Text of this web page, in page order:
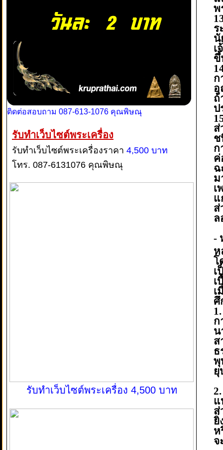
ติดต่อสอบถาม 087-613-1076 คุณพิษณุ
รับทำเว็บไซต์พระเครื่อง
รับทำเว็บไซต์พระเครื่องราคา 4,500 บาท
โทร. 087-6131076 คุณพิษณุ
รับทำเว็บไซต์พระเครื่อง 4,500 บาท
พ
ร
นั
เ
ขึ้
ก
อุ
ถ้
ป
ส่
ช
ก
ค่
ฉ
ม
เ
แ
ส่
ล
-
ห
โ
เ
เ
เ
ศึ
ก
น
ธ
พุ
ยุ
แ
ส่
ยิ่
ห
จ